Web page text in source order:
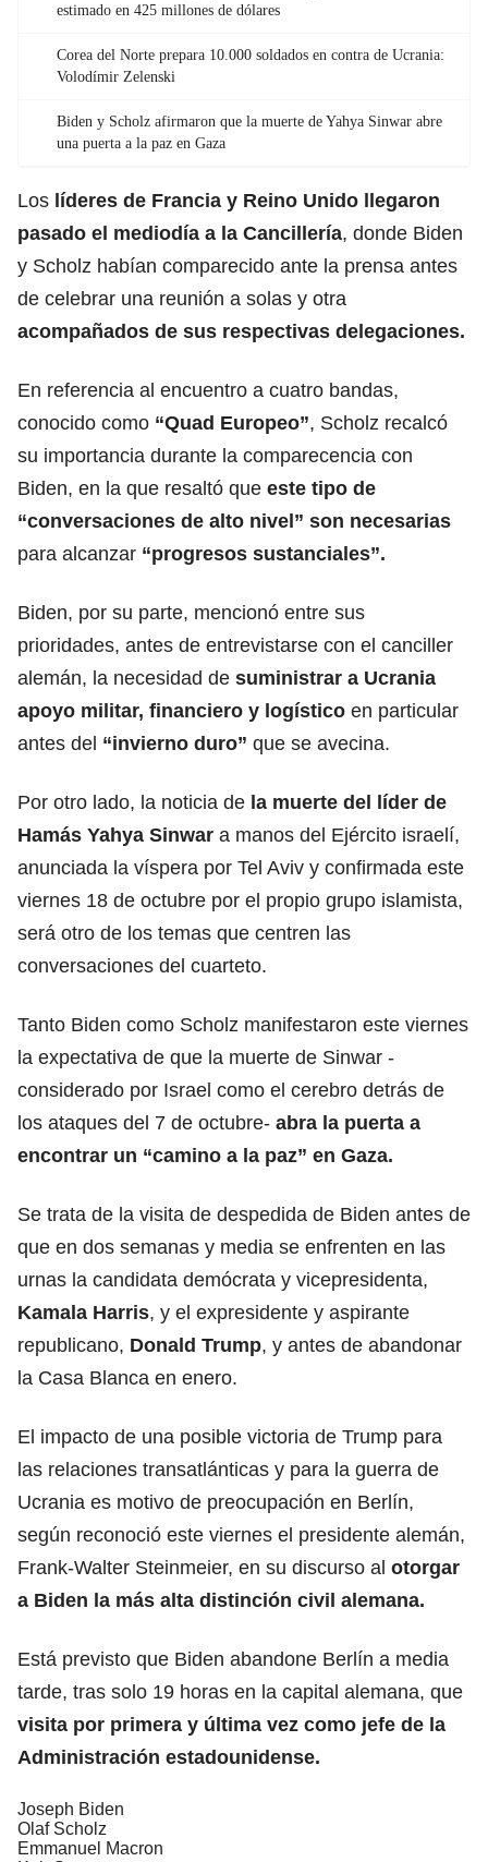
estimado en 425 millones de dólares
Corea del Norte prepara 10.000 soldados en contra de Ucrania:
Volodímir Zelenski
Biden y Scholz afirmaron que la muerte de Yahya Sinwar abre
una puerta a la paz en Gaza
Los líderes de Francia y Reino Unido llegaron
pasado el mediodía a la Cancillería, donde Biden
y Scholz habían comparecido ante la prensa antes
de celebrar una reunión a solas y otra
acompañados de sus respectivas delegaciones.
En referencia al encuentro a cuatro bandas,
conocido como “Quad Europeo”, Scholz recalcó
su importancia durante la comparecencia con
Biden, en la que resaltó que este tipo de
“conversaciones de alto nivel” son necesarias
para alcanzar “progresos sustanciales”.
Biden, por su parte, mencionó entre sus
prioridades, antes de entrevistarse con el canciller
alemán, la necesidad de suministrar a Ucrania
apoyo militar, financiero y logístico en particular
antes del “invierno duro” que se avecina.
Por otro lado, la noticia de la muerte del líder de
Hamás Yahya Sinwar a manos del Ejército israelí,
anunciada la víspera por Tel Aviv y confirmada este
viernes 18 de octubre por el propio grupo islamista,
será otro de los temas que centren las
conversaciones del cuarteto.
Tanto Biden como Scholz manifestaron este viernes
la expectativa de que la muerte de Sinwar -
considerado por Israel como el cerebro detrás de
los ataques del 7 de octubre- abra la puerta a
encontrar un “camino a la paz” en Gaza.
Se trata de la visita de despedida de Biden antes de
que en dos semanas y media se enfrenten en las
urnas la candidata demócrata y vicepresidenta,
Kamala Harris, y el expresidente y aspirante
republicano, Donald Trump, y antes de abandonar
la Casa Blanca en enero.
El impacto de una posible victoria de Trump para
las relaciones transatlánticas y para la guerra de
Ucrania es motivo de preocupación en Berlín,
según reconoció este viernes el presidente alemán,
Frank-Walter Steinmeier, en su discurso al otorgar
a Biden la más alta distinción civil alemana.
Está previsto que Biden abandone Berlín a media
tarde, tras solo 19 horas en la capital alemana, que
visita por primera y última vez como jefe de la
Administración estadounidense.
Joseph Biden
Olaf Scholz
Emmanuel Macron